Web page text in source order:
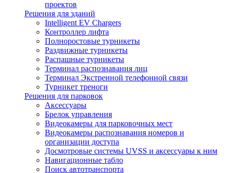
проектов
Решения для зданий
Intelligent EV Chargers
Контроллер лифта
Полноростовые турникеты
Раздвижные турникеты
Распашные турникеты
Терминал распознавания лиц
Терминал Экстренной телефонной связи
Турникет треноги
Решения для парковок
Аксессуары
Брелок управления
Видеокамеры для парковочных мест
Видеокамеры распознавания номеров и
организации доступа
Досмотровые системы UVSS и аксессуары к ним
Навигационные табло
Поиск автотранспорта